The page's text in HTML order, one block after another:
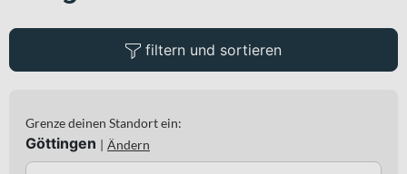
filtern und sortieren
Grenze deinen Standort ein:
Göttingen | Ändern